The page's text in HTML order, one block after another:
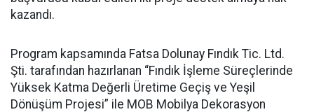
kazandı.
Program kapsamında Fatsa Dolunay Fındık Tic. Ltd.
Şti. tarafından hazırlanan “Fındık İşleme Süreçlerinde
Yüksek Katma Değerli Üretime Geçiş ve Yeşil
Dönüşüm Projesi” ile MOB Mobilya Dekorasyon